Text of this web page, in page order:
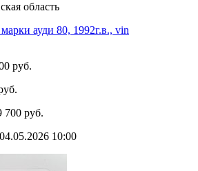
область
ауди 80, 1992г.в., vin
руб.
700 руб.
10:00